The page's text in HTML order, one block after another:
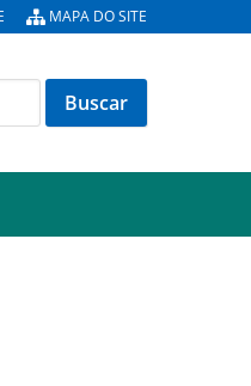
MAPA DO SITE